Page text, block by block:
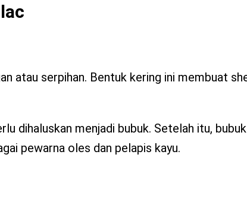
atau serpihan. Bentuk kering ini membuat
dihaluskan menjadi bubuk. Setelah itu,
pewarna oles dan pelapis kayu.